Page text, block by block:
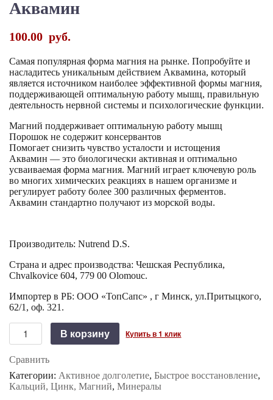
Аквамин
100.00 руб.
Самая популярная форма магния на рынке. Попробуйте и
насладитесь уникальным действием Аквамина, который
является источником наиболее эффективной формы магния,
поддерживающей оптимальную работу мышц, правильную
деятельность нервной системы и психологические функции.
Магний поддерживает оптимальную работу мышц
Порошок не содержит консервантов
Помогает снизить чувство усталости и истощения
Аквамин — это биологически активная и оптимально
усваиваемая форма магния. Магний играет ключевую роль
во многих химических реакциях в нашем организме и
регулирует работу более 300 различных ферментов.
Аквамин стандартно получают из морской воды.
Производитель: Nutrend D.S.
Страна и адрес производства: Чешская Республика,
Сhvalkovice 604, 779 00 Olomouc.
Импортер в РБ: ООО «ТопСапс» , г Минск, ул.Притыцкого,
62/1, оф. 321.
MagnesLife
Drink
от
Nutrend
В корзину Купить в 1 клик
Сравнить
Категории: Активное долголетие, Быстрое восстановление,
Кальций, Цинк, Магний, Минералы